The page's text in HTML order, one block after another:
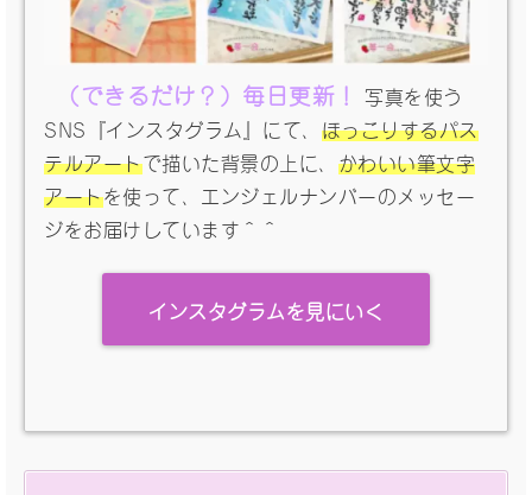
（できるだけ？）毎日更新！
写真を使う
SNS『インスタグラム』にて、 ほっこりするパス
テルアートで描いた背景の上に、 かわいい筆文字
アートを使って、エンジェルナンバーのメッセー
ジをお届けしています＾＾
インスタグラムを見にいく